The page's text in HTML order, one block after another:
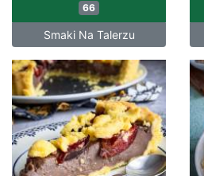
66
Smaki Na Talerzu